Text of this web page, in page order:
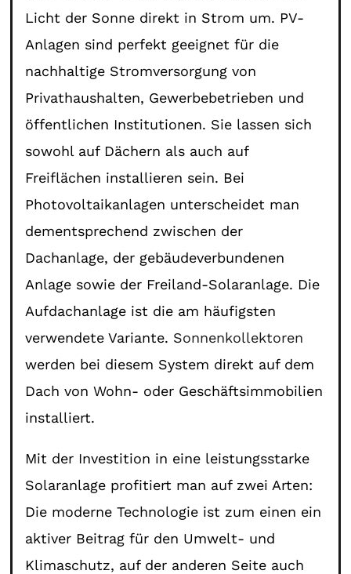
Licht der Sonne direkt in Strom um. PV-
Anlagen sind perfekt geeignet für die
nachhaltige Stromversorgung von
Privathaushalten, Gewerbebetrieben und
öffentlichen Institutionen. Sie lassen sich
sowohl auf Dächern als auch auf
Freiflächen installieren sein. Bei
Photovoltaikanlagen unterscheidet man
dementsprechend zwischen der
Dachanlage, der gebäudeverbundenen
Anlage sowie der Freiland-Solaranlage. Die
Aufdachanlage ist die am häufigsten
verwendete Variante. Sonnenkollektoren
werden bei diesem System direkt auf dem
Dach von Wohn- oder Geschäftsimmobilien
installiert.
Mit der Investition in eine leistungsstarke
Solaranlage profitiert man auf zwei Arten:
Die moderne Technologie ist zum einen ein
aktiver Beitrag für den Umwelt- und
Klimaschutz, auf der anderen Seite auch